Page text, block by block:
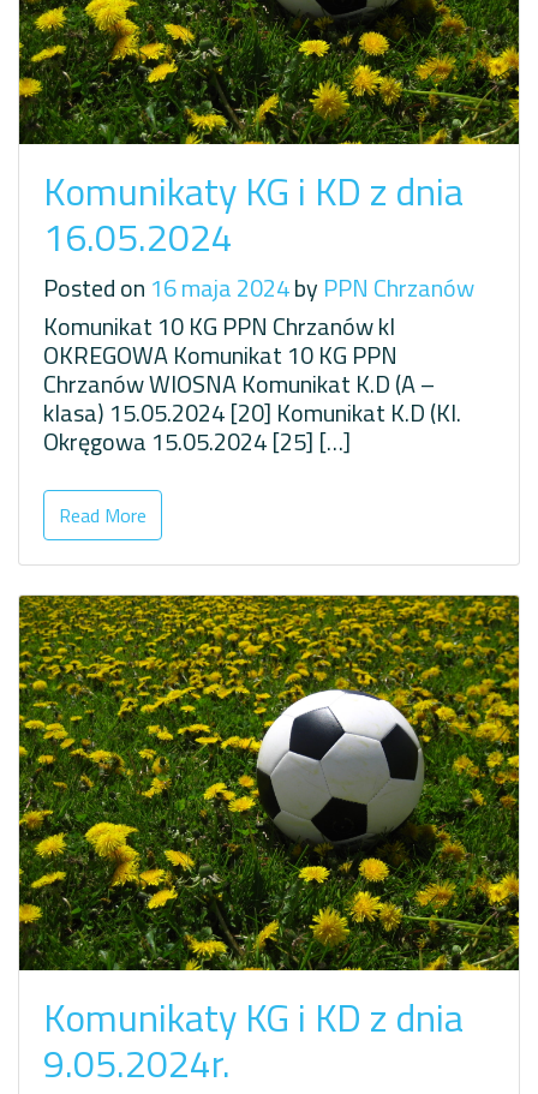
Komunikaty KG i KD z dnia
16.05.2024
Posted on 16 maja 2024by PPN Chrzanów
Komunikat 10 KG PPN Chrzanów kl
OKREGOWA Komunikat 10 KG PPN
Chrzanów WIOSNA Komunikat K.D (A –
klasa) 15.05.2024 [20] Komunikat K.D (Kl.
Okręgowa 15.05.2024 [25] […]
Read More
Komunikaty KG i KD z dnia
9.05.2024r.